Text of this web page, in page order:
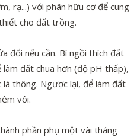
rạ...) với phân hữu cơ để cung
cho đất trồng.
đổi nếu cần. Bí ngồi thích đất
đất chua hơn (độ pH thấp),
thông. Ngược lại, để làm đất
vôi.
phần phụ một vài tháng